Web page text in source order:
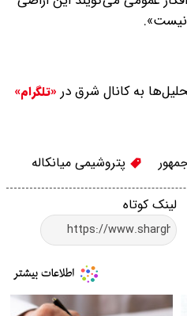
نیست».
به کانال شرق در «تلگرام»
پتروشیمی میانکاله
لینک کوتاه